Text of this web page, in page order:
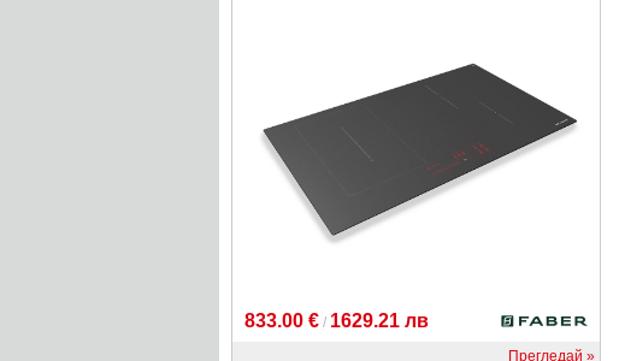
833.00 € / 1629.21 лв
Прегледай